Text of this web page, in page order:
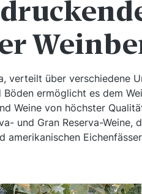
verteilt über verschiedene
ermöglicht es dem
Weine von höchster
und Gran Reserva-
amerikanischen